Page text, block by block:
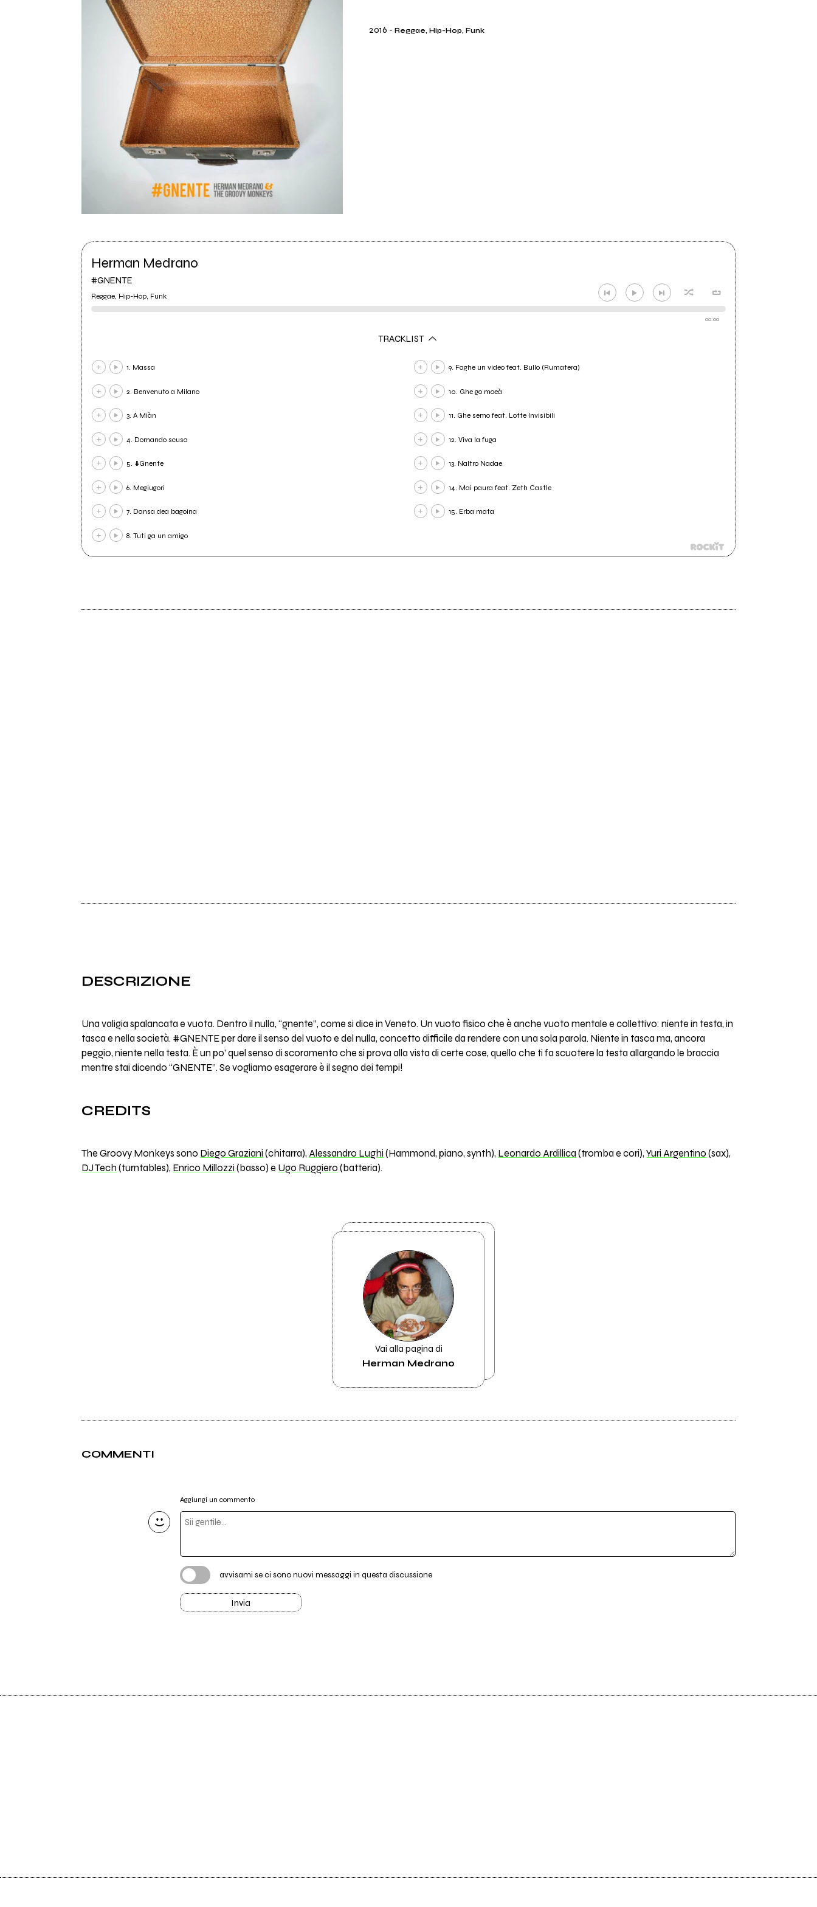
2016 -Reggae, Hip-Hop, Funk
Herman Medrano
#GNENTE
Reggae, Hip-Hop, Funk
00:00
TRACKLIST
1. Massa
2. Benvenuto a Milano
3. A Miàn
4. Domando scusa
5. #Gnente
6. Megiugori
7. Dansa dea bagoina
8. Tuti ga un amigo
9. Faghe un video feat. Bullo (Rumatera)
10. Ghe go moeà
11. Ghe semo feat. Lotte Invisibili
12. Viva la fuga
13. Naltro Nadae
14. Mai paura feat. Zeth Castle
15. Erba mata
DESCRIZIONE
Una valigia spalancata e vuota. Dentro il nulla, “gnente”, come si dice in Veneto. Un vuoto fisico che è anche vuoto mentale e collettivo: niente in testa, in
tasca e nella società. #GNENTE per dare il senso del vuoto e del nulla, concetto difficile da rendere con una sola parola. Niente in tasca ma, ancora
peggio, niente nella testa. È un po’ quel senso di scoramento che si prova alla vista di certe cose, quello che ti fa scuotere la testa allargando le braccia
mentre stai dicendo “GNENTE”. Se vogliamo esagerare è il segno dei tempi!
CREDITS
The Groovy Monkeys sono Diego Graziani (chitarra), Alessandro Lughi (Hammond, piano, synth), Leonardo Ardillica (tromba e cori),Yuri Argentino (sax),
DJ Tech (turntables), Enrico Millozzi (basso) e Ugo Ruggiero (batteria).
Vai alla pagina di
Herman Medrano
COMMENTI
Aggiungi un commento
avvisami se ci sono nuovi messaggi in questa discussione
Invia